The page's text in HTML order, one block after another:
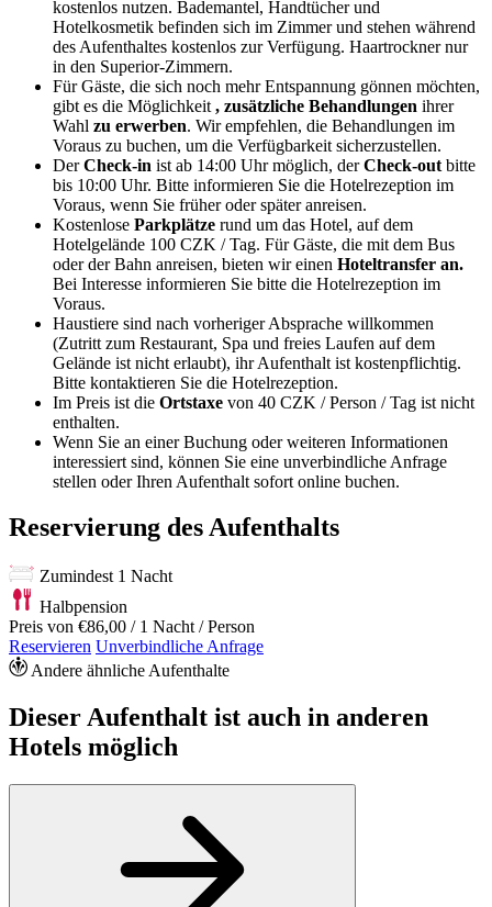
kostenlos nutzen. Bademantel, Handtücher und
Hotelkosmetik befinden sich im Zimmer und stehen während
des Aufenthaltes kostenlos zur Verfügung. Haartrockner nur
in den Superior-Zimmern.
Für Gäste, die sich noch mehr Entspannung gönnen möchten,
gibt es die Möglichkeit , zusätzliche Behandlungen ihrer
Wahl zu erwerben. Wir empfehlen, die Behandlungen im
Voraus zu buchen, um die Verfügbarkeit sicherzustellen.
DerCheck-in ist ab 14:00 Uhr möglich, derCheck-out bitte
bis 10:00 Uhr. Bitte informieren Sie die Hotelrezeption im
Voraus, wenn Sie früher oder später anreisen.
Kostenlose Parkplätze rund um das Hotel, auf dem
Hotelgelände 100 CZK / Tag. Für Gäste, die mit dem Bus
oder der Bahn anreisen, bieten wir einen Hoteltransfer an.
Bei Interesse informieren Sie bitte die Hotelrezeption im
Voraus.
Haustiere sind nach vorheriger Absprache willkommen
(Zutritt zum Restaurant, Spa und freies Laufen auf dem
Gelände ist nicht erlaubt), ihr Aufenthalt ist kostenpflichtig.
Bitte kontaktieren Sie die Hotelrezeption.
Im Preis ist die Ortstaxe von 40 CZK / Person / Tag ist nicht
enthalten.
Wenn Sie an einer Buchung oder weiteren Informationen
interessiert sind, können Sie eine unverbindliche Anfrage
stellen oder Ihren Aufenthalt sofort online buchen.
Reservierung des Aufenthalts
Zumindest 1 Nacht
Halbpension
Preis von €86,00 / 1 Nacht / Person
Reservieren Unverbindliche Anfrage
Andere ähnliche Aufenthalte
Dieser Aufenthalt ist auch in anderen
Hotels möglich